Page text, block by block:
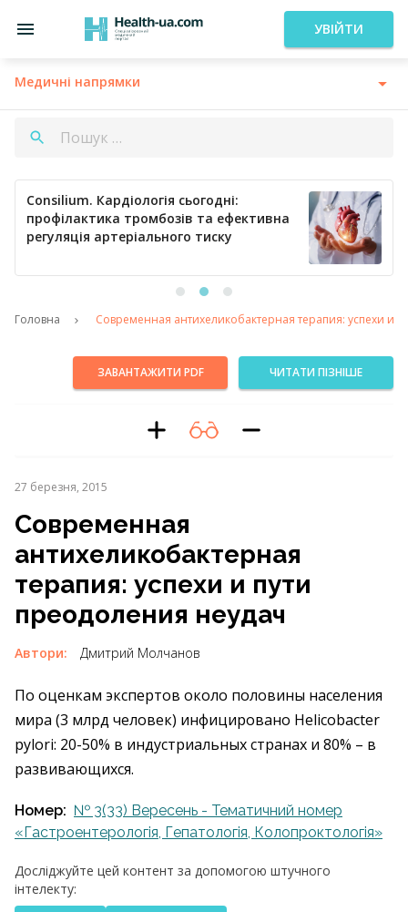
УВІЙТИ
Медичні напрямки
Consilium. Кардіологія сьогодні:
профілактика тромбозів та ефективна
регуляція артеріального тиску
Головна Современная антихеликобактерная терапия: успехи и
ЗАВАНТАЖИТИ PDF ЧИТАТИ ПІЗНІШЕ
27 березня, 2015
Современная
антихеликобактерная
терапия: успехи и пути
преодоления неудач
Автори: Дмитрий Молчанов
По оценкам экспертов около половины населения
мира (3 млрд человек) инфицировано Нelicobacter
pylori: 20-50% в индустриальных странах и 80% – в
развивающихся.
Номер: № 3(33) Вересень - Тематичний номер
«Гастроентерологія, Гепатологія, Колопроктологія»
Досліджуйте цей контент за допомогою штучного
інтелекту: